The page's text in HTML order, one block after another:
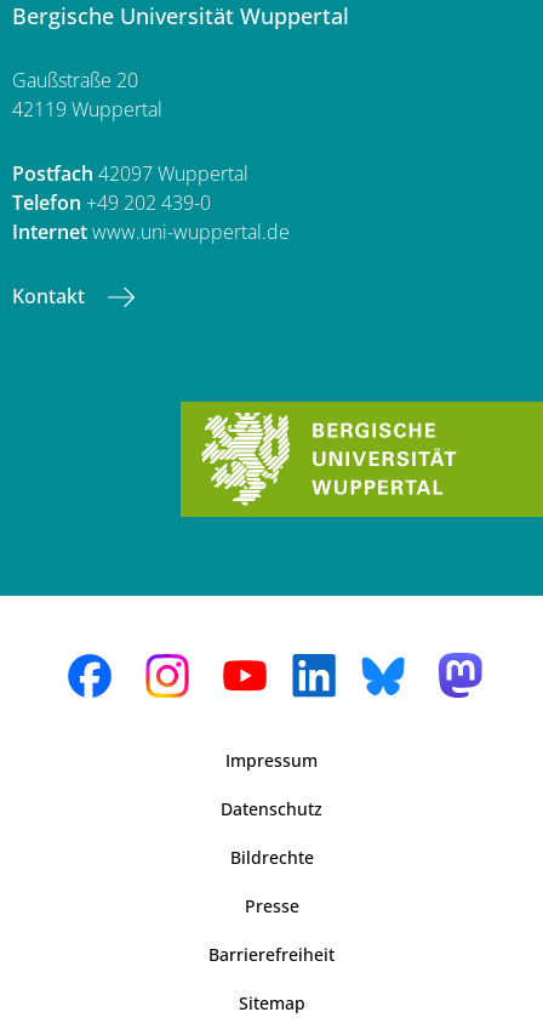
Bergische Universität Wuppertal
Gaußstraße 20
42119 Wuppertal
Postfach 42097 Wuppertal
Telefon +49 202 439-0
Internetwww.uni-wuppertal.de
Kontakt
Impressum
Datenschutz
Bildrechte
Presse
Barrierefreiheit
Sitemap